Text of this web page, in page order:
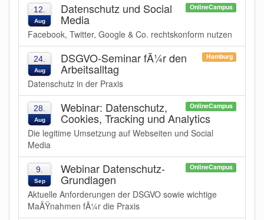
12.
Aug
OnlineCampus
Datenschutz und Social
Media
Facebook, Twitter, Google & Co. rechtskonform nutzen
24.
Aug
Hamburg
DSGVO-Seminar fÃ¼r den
Arbeitsalltag
Datenschutz in der Praxis
28.
Aug
OnlineCampus
Webinar: Datenschutz,
Cookies, Tracking und Analytics
Die legitime Umsetzung auf Webseiten und Social
Media
9.
Sep
OnlineCampus
Webinar Datenschutz-
Grundlagen
Aktuelle Anforderungen der DSGVO sowie wichtige
MaÃŸnahmen fÃ¼r die Praxis